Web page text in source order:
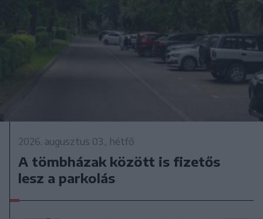
2026. augusztus 03., hétfő
A tömbházak között is fizetős
lesz a parkolás